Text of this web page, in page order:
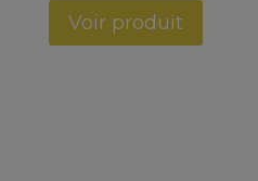
Voir produit